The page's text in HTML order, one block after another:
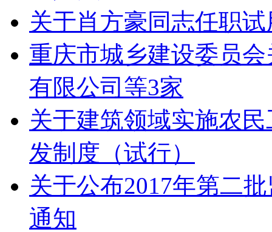
关于肖方豪同志任职
重庆市城乡建设委员
有限公司等3家
关于建筑领域实施农
发制度（试行）
关于公布2017年第二
通知